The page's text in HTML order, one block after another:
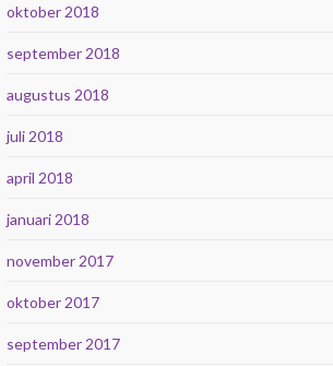
oktober 2018
september 2018
augustus 2018
juli 2018
april 2018
januari 2018
november 2017
oktober 2017
september 2017